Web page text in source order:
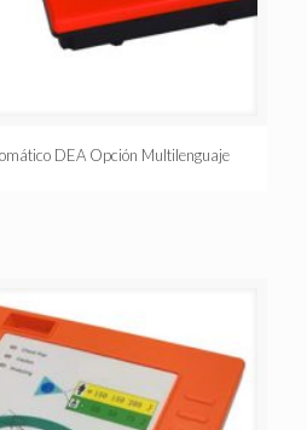
DEA Opción Multilenguaje